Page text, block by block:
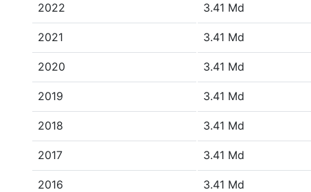
2022 3.41 Md
2021 3.41 Md
2020 3.41 Md
2019 3.41 Md
2018 3.41 Md
2017 3.41 Md
2016 3.41 Md